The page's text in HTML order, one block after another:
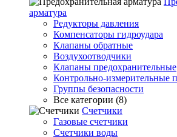
арматура
Редукторы давления
Компенсаторы гидроудара
Клапаны обратные
Воздухоотводчики
Клапаны предохранительные
Контрольно-измерительные
Группы безопасности
Все категории (8)
Счетчики
Газовые счетчики
Счетчики воды